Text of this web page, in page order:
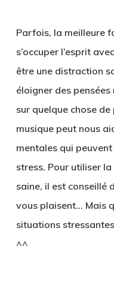
Parfois, la meilleure
s’occuper l’esprit
être une distraction
éloigner des
sur quelque chose
musique peut nous
mentales qui
stress. Pour utiliser
saine, il est conseillé
vous plaisent… Mais
situations
^^